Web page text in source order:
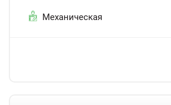
Механическая